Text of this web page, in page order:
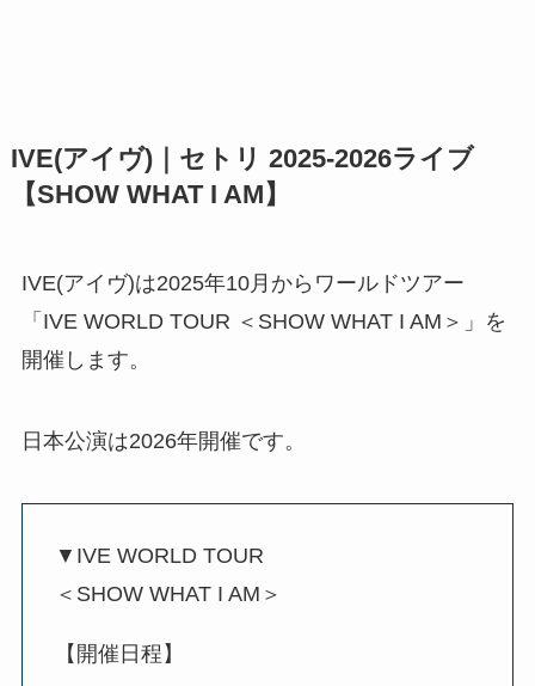
IVE(アイヴ)｜セトリ 2025-2026ライブ
【SHOW WHAT I AM】
IVE(アイヴ)は2025年10月からワールドツアー
「IVE WORLD TOUR ＜SHOW WHAT I AM＞」を
開催します。
日本公演は2026年開催です。
▼IVE WORLD TOUR
＜SHOW WHAT I AM＞
【開催日程】